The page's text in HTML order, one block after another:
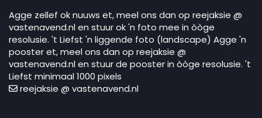
Agge zellef ok nuuws et, meel ons dan op reejaksie @
vastenavend.nl en stuur ok 'n foto mee in òòge
resolusie. 't Liefst 'n liggende foto (landscape) Agge 'n
pooster et, meel ons dan op reejaksie @
vastenavend.nl en stuur de pooster in òòge resolusie. 't
Liefst minimaal 1000 pixels
reejaksie @ vastenavend.nl